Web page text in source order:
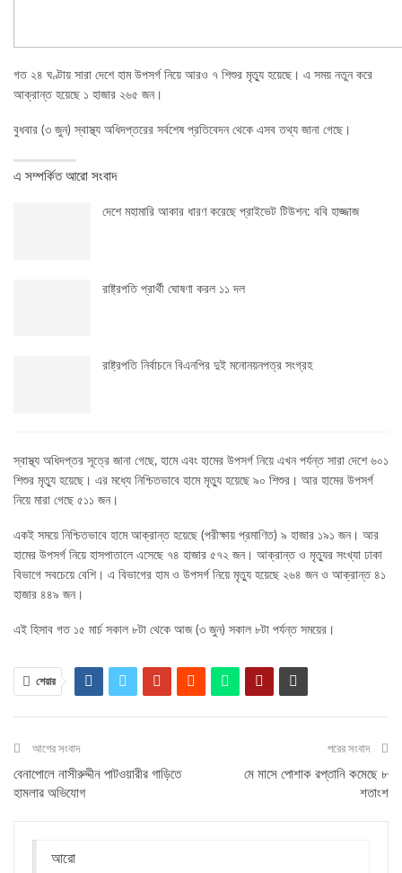
গত ২৪ ঘণ্টায় সারা দেশে হাম উপসর্গ নিয়ে আরও ৭ শিশুর মৃত্যু হয়েছে। এ সময় নতুন করে
আক্রান্ত হয়েছে ১ হাজার ২৬৫ জন।
বুধবার (৩ জুন) স্বাস্থ্য অধিদপ্তরের সর্বশেষ প্রতিবেদন থেকে এসব তথ্য জানা গেছে।
এ সম্পর্কিত আরো সংবাদ
দেশে মহামারি আকার ধারণ করেছে প্রাইভেট টিউশন: ববি হাজ্জাজ
রাষ্ট্রপতি প্রার্থী ঘোষণা করল ১১ দল
রাষ্ট্রপতি নির্বাচনে বিএনপির দুই মনোনয়নপত্র সংগ্রহ
স্বাস্থ্য অধিদপ্তর সূত্রে জানা গেছে, হামে এবং হামের উপসর্গ নিয়ে এখন পর্যন্ত সারা দেশে ৬০১
শিশুর মৃত্যু হয়েছে। এর মধ্যে নিশ্চিতভাবে হামে মৃত্যু হয়েছে ৯০ শিশুর। আর হামের উপসর্গ
নিয়ে মারা গেছে ৫১১ জন।
একই সময়ে নিশ্চিতভাবে হামে আক্রান্ত হয়েছে (পরীক্ষায় প্রমাণিত) ৯ হাজার ১৯১ জন। আর
হামের উপসর্গ নিয়ে হাসপাতালে এসেছে ৭৪ হাজার ৫৭২ জন। আক্রান্ত ও মৃত্যুর সংখ্যা ঢাকা
বিভাগে সবচেয়ে বেশি। এ বিভাগের হাম ও উপসর্গ নিয়ে মৃত্যু হয়েছে ২৬৪ জন ও আক্রান্ত ৪১
হাজার ৪৪৯ জন।
এই হিসাব গত ১৫ মার্চ সকাল ৮টা থেকে আজ (৩ জুন) সকাল ৮টা পর্যন্ত সময়ের।
শেয়ার
আগের সংবাদ
বেনাপোলে নাসীরুদ্দীন পাটওয়ারীর গাড়িতে
হামলার অভিযোগ
পরের সংবাদ
মে মাসে পোশাক রপ্তানি কমেছে ৮
শতাংশ
আরো